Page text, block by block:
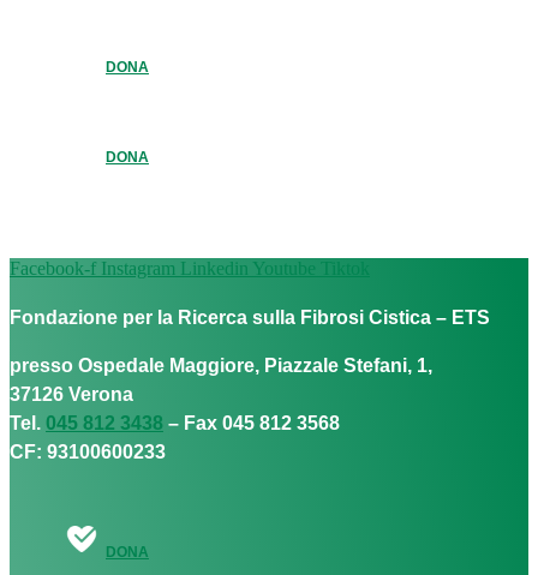
DONA
DONA
Facebook-f Instagram Linkedin Youtube Tiktok
Fondazione per la Ricerca sulla Fibrosi Cistica – ETS
presso Ospedale Maggiore, Piazzale Stefani, 1,
37126 Verona
Tel. 045 812 3438 – Fax 045 812 3568
CF: 93100600233
DONA